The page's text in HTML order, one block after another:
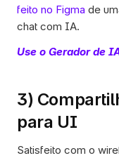
feito no Figma de
chat com IA.
Use o Gerador de
3)
para UI
Satisfeito com o